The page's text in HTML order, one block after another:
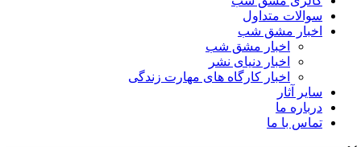
سوالات متداول
اخبار مشق شب
اخبار مشق شب
اخبار دنیای نشر
اخبار کارگاه های مهارت زندگی
سایر آثار
درباره ما
تماس با ما